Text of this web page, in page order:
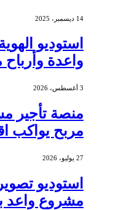
14 ديسمبر، 2025
استوديو
واعدة
3 أغسطس، 2026
منصة تأجير
مربح يواكب
27 يوليو، 2026
استوديو
مشروع واعد